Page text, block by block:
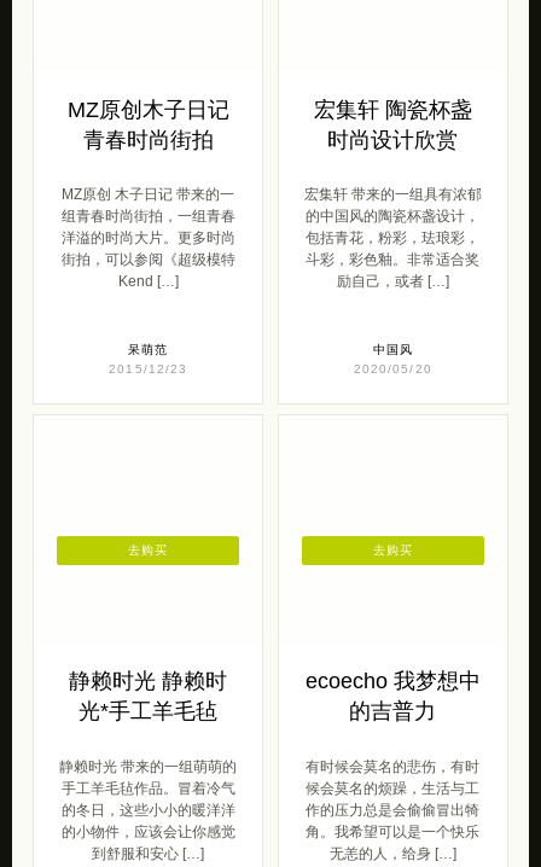
MZ原创木子日记
青春时尚街拍
MZ原创 木子日记 带来的一
组青春时尚街拍，一组青春
洋溢的时尚大片。更多时尚
街拍，可以参阅《超级模特
Kend […]
呆萌范
2015/12/23
宏集轩 陶瓷杯盏
时尚设计欣赏
宏集轩 带来的一组具有浓郁
的中国风的陶瓷杯盏设计，
包括青花，粉彩，珐琅彩，
斗彩，彩色釉。非常适合奖
励自己，或者 […]
中国风
2020/05/20
静赖时光 静赖时
光*手工羊毛毡
静赖时光 带来的一组萌萌的
手工羊毛毡作品。冒着冷气
的冬日，这些小小的暖洋洋
的小物件，应该会让你感觉
到舒服和安心 […]
去购买
ecoecho 我梦想中
的吉普力
有时候会莫名的悲伤，有时
候会莫名的烦躁，生活与工
作的压力总是会偷偷冒出犄
角。我希望可以是一个快乐
无恙的人，给身 […]
去购买